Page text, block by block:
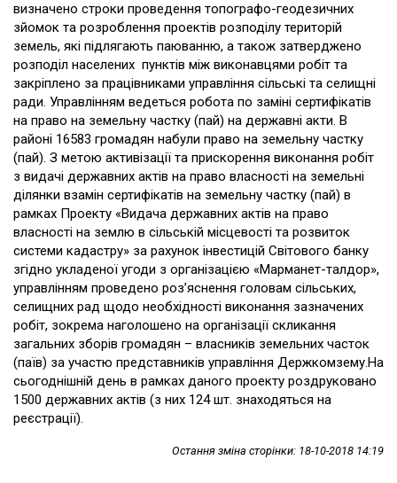
визначено строки проведення топографо-геодезичних
зйомок та розроблення проектів розподілу територій
земель, які підлягають паюванню, а також затверджено
розподіл населених пунктів між виконавцями робіт та
закріплено за працівниками управління сільські та селищні
ради. Управлінням ведеться робота по заміні сертифікатів
на право на земельну частку (пай) на державні акти. В
районі 16583 громадян набули право на земельну частку
(пай). З метою активізації та прискорення виконання робіт
з видачі державних актів на право власності на земельні
ділянки взамін сертифікатів на земельну частку (пай) в
рамках Проекту «Видача державних актів на право
власності на землю в сільській місцевості та розвиток
системи кадастру» за рахунок інвестицій Світового банку
згідно укладеної угоди з організацією «Марманет-талдор»,
управлінням проведено роз’яснення головам сільських,
селищних рад щодо необхідності виконання зазначених
робіт, зокрема наголошено на організації скликання
загальних зборів громадян – власників земельних часток
(паїв) за участю представників управління Держкомзему.На
сьогоднішній день в рамках даного проекту роздруковано
1500 державних актів (з них 124 шт. знаходяться на
реєстрації).
Остання зміна сторінки: 18-10-2018 14:19